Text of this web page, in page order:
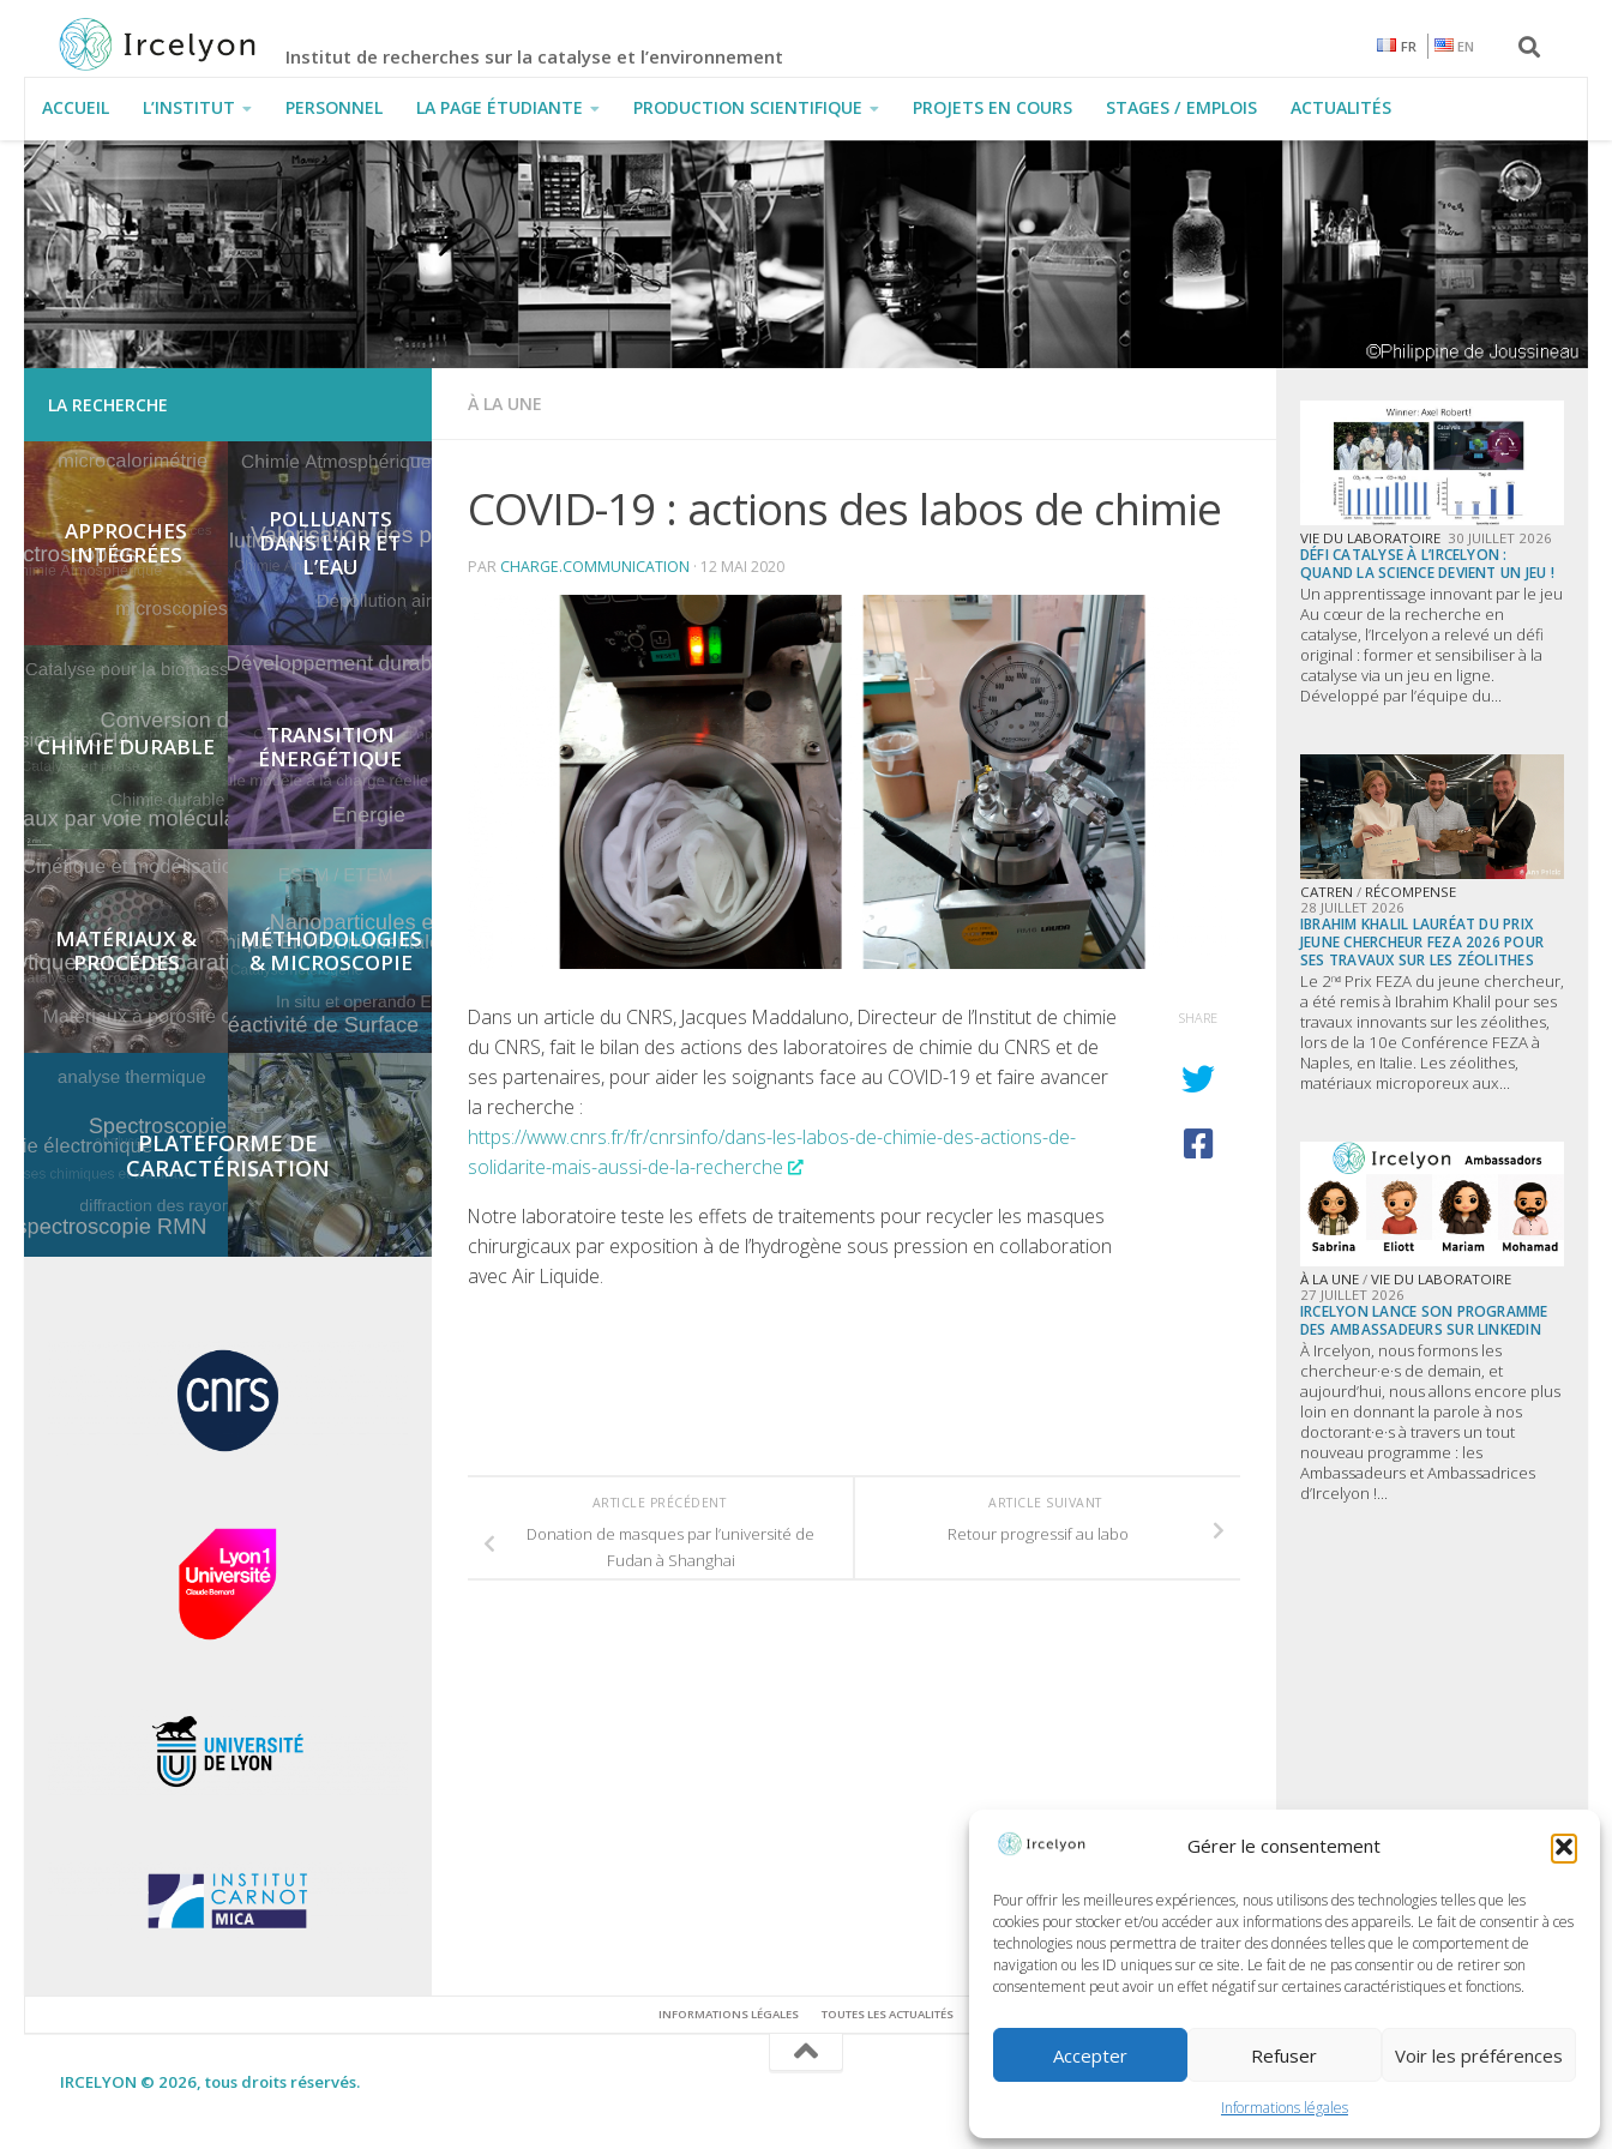
Gérer le consentement
Pour offrir les meilleures expériences, nous utilisons des technologies telles que les
cookies pour stocker et/ou accéder aux informations des appareils. Le fait de consentir à ces
technologies nous permettra de traiter des données telles que le comportement de
navigation ou les ID uniques sur ce site. Le fait de ne pas consentir ou de retirer son
consentement peut avoir un effet négatif sur certaines caractéristiques et fonctions.
Accepter Refuser Voir les préférences
Informations légales
Institut de recherches sur la catalyse et l’environnement FR EN
ACCUEIL L’INSTITUT PERSONNEL LA PAGE ÉTUDIANTE PRODUCTION SCIENTIFIQUE PROJETS EN COURS STAGES / EMPLOIS ACTUALITÉS
INFORMATIONS PRATIQUES
À LA UNE
COVID-19 : actions des labos de chimie
PAR CHARGE.COMMUNICATION · 12 MAI 2020
Dans un article du CNRS, Jacques Maddaluno, Directeur de l’Institut de chimie
du CNRS, fait le bilan des actions des laboratoires de chimie du CNRS et de
ses partenaires, pour aider les soignants face au COVID-19 et faire avancer
la recherche :
https://www.cnrs.fr/fr/cnrsinfo/dans-les-labos-de-chimie-des-actions-de-
solidarite-mais-aussi-de-la-recherche
Notre laboratoire teste les effets de traitements pour recycler les masques
chirurgicaux par exposition à de l’hydrogène sous pression en collaboration
avec Air Liquide.
SHARE
ARTICLE SUIVANT
Retour progressif au labo
ARTICLE PRÉCÉDENT
Donation de masques par l’université de
Fudan à Shanghai
LA RECHERCHE
APPROCHES
INTÉGRÉES
POLLUANTS
DANS L’AIR ET
L’EAU
CHIMIE DURABLE
TRANSITION
ÉNERGÉTIQUE
MATÉRIAUX &
PROCÉDES
MÉTHODOLOGIES
& MICROSCOPIE
PLATEFORME DE
CARACTÉRISATION
VIE DU LABORATOIRE 30 JUILLET 2026
DÉFI CATALYSE À L’IRCELYON :
QUAND LA SCIENCE DEVIENT UN JEU !
Un apprentissage innovant par le jeu
Au cœur de la recherche en
catalyse, l’Ircelyon a relevé un défi
original : former et sensibiliser à la
catalyse via un jeu en ligne.
Développé par l’équipe du...
CATREN / RÉCOMPENSE
28 JUILLET 2026
IBRAHIM KHALIL LAURÉAT DU PRIX
JEUNE CHERCHEUR FEZA 2026 POUR
SES TRAVAUX SUR LES ZÉOLITHES
Le 2ⁿᵈ Prix FEZA du jeune chercheur,
a été remis à Ibrahim Khalil pour ses
travaux innovants sur les zéolithes,
lors de la 10e Conférence FEZA à
Naples, en Italie. Les zéolithes,
matériaux microporeux aux...
À LA UNE / VIE DU LABORATOIRE
27 JUILLET 2026
IRCELYON LANCE SON PROGRAMME
DES AMBASSADEURS SUR LINKEDIN
À Ircelyon, nous formons les
chercheur·e·s de demain, et
aujourd’hui, nous allons encore plus
loin en donnant la parole à nos
doctorant·e·s à travers un tout
nouveau programme : les
Ambassadeurs et Ambassadrices
d’Ircelyon !...
INFORMATIONS LÉGALES TOUTES LES ACTUALITÉS
IRCELYON © 2026, tous droits réservés.